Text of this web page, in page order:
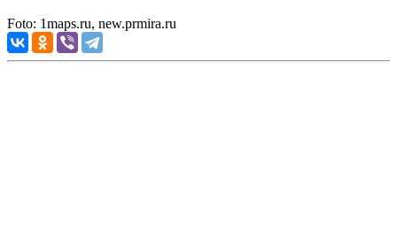
Foto: 1maps.ru, new.prmira.ru